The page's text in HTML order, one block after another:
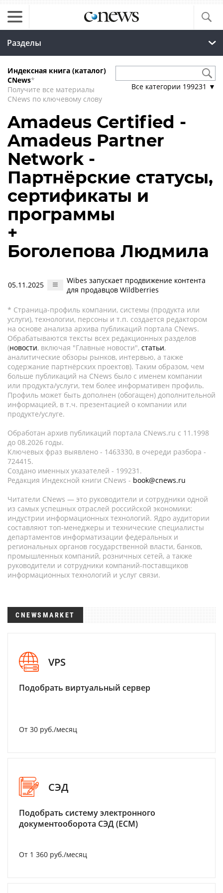
Разделы
Индексная книга (каталог)
CNews*
Получите все материалы
CNews по ключевому слову
Все категории 199231 ▼
Amadeus Certified -
Amadeus Partner
Network -
Партнёрские статусы,
сертификаты и
программы
+
Боголепова Людмила
05.11.2025
Wibes запускает продвижение контента
для продавцов Wildberries
* Страница-профиль компании, системы (продукта или
услуги), технологии, персоны и т.п. создается редактором
на основе анализа архива публикаций портала CNews.
Обрабатываются тексты всех редакционных разделов
(новости, включая "Главные новости", статьи,
аналитические обзоры рынков, интервью, а также
содержание партнёрских проектов). Таким образом, чем
больше публикаций на CNews было с именем компании
или продукта/услуги, тем более информативен профиль.
Профиль может быть дополнен (обогащен) дополнительной
информацией, в т.ч. презентацией о компании или
продукте/услуге.
Обработан архив публикаций портала CNews.ru c 11.1998
до 08.2026 годы.
Ключевых фраз выявлено - 1463330, в очереди разбора -
724415.
Создано именных указателей - 199231.
Редакция Индексной книги CNews - book@cnews.ru
Читатели CNews — это руководители и сотрудники одной
из самых успешных отраслей российской экономики:
индустрии информационных технологий. Ядро аудитории
составляют топ-менеджеры и технические специалисты
департаментов информатизации федеральных и
региональных органов государственной власти, банков,
промышленных компаний, розничных сетей, а также
руководители и сотрудники компаний-поставщиков
информационных технологий и услуг связи.
CNEWSMARKET
VPS
Подобрать виртуальный сервер
От 30 руб./месяц
СЭД
Подобрать систему электронного
документооборота СЭД (ECM)
От 1 360 руб./месяц